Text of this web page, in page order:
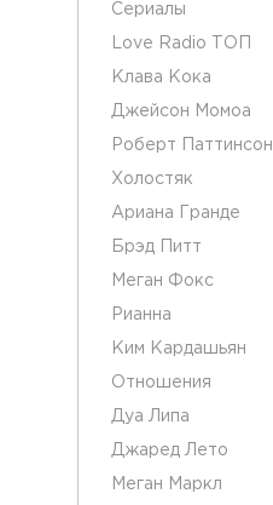
Сериалы
Love Radio ТОП
Клава Кока
Джейсон Момоа
Роберт Паттинсон
Холостяк
Ариана Гранде
Брэд Питт
Меган Фокс
Рианна
Ким Кардашьян
Отношения
Дуа Липа
Джаред Лето
Меган Маркл